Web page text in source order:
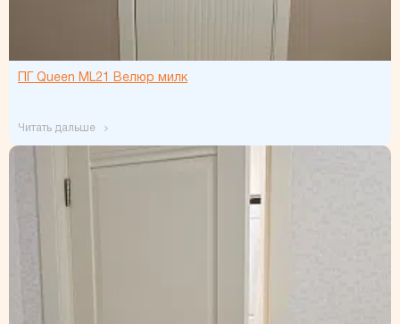
ПГ Queen ML21 Велюр милк
читать дальше